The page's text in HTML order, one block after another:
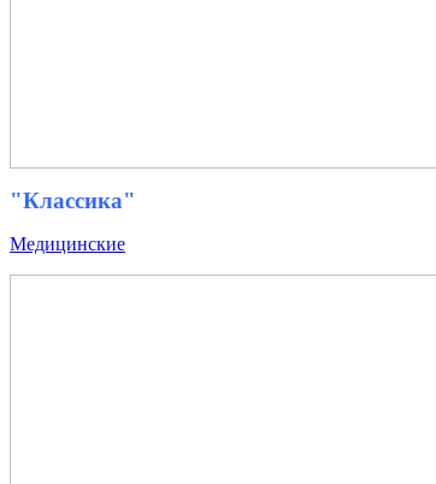
"Классика"
Медицинские